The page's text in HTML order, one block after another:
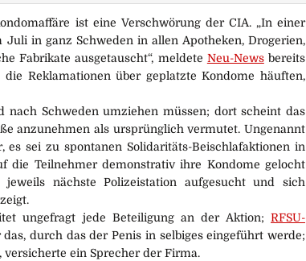
ist eine Verschwörung der CIA. „In einer
in ganz Schweden in allen Apotheken, Drogerien,
Fabrikate ausgetauscht“, meldete Neu-Newsbereits
Reklamationen über geplatzte Kondome häuften,
Schweden umziehen müssen; dort scheint das
anzunehmen als ursprünglich vermutet. Ungenannt
sei zu spontanen Solidaritäts-Beischlafaktionen in
die Teilnehmer demonstrativ ihre Kondome gelocht
nächste Polizeistation aufgesucht und sich
ungefragt jede Beteiligung an der Aktion;RFSU-
durch das der Penis in selbiges eingeführt werde;
ein Sprecher der Firma.